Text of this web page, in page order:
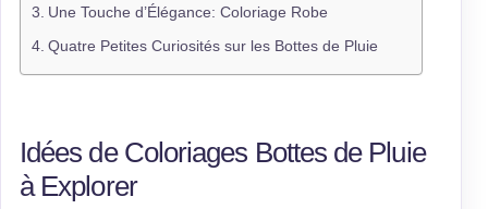
Une Touche d’Élégance: Coloriage Robe
Quatre Petites Curiosités sur les Bottes de Pluie
Idées de Coloriages Bottes de Pluie
à Explorer